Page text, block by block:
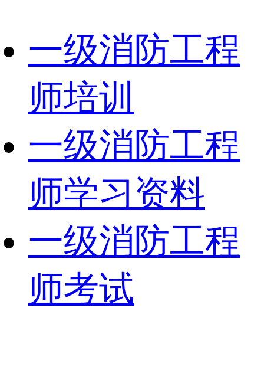
一级消防工程
师培训
一级消防工程
师学习资料
一级消防工程
师考试